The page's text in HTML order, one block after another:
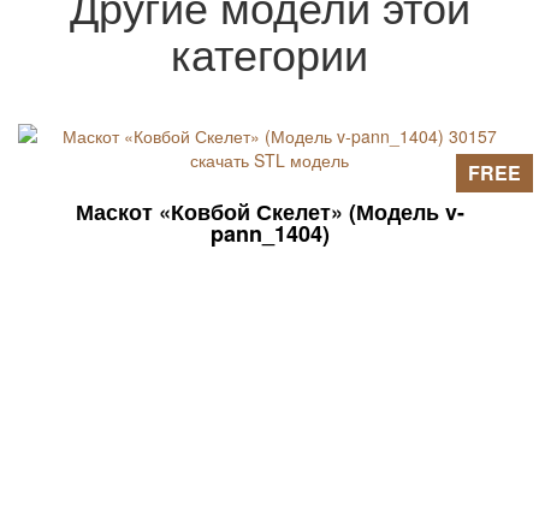
объемных 3D-моделей (данные ищите
в статьях на страницах сайта).
категории
Маскот «Ковбой Скелет» (Модель v-
pann_1404)
FREE